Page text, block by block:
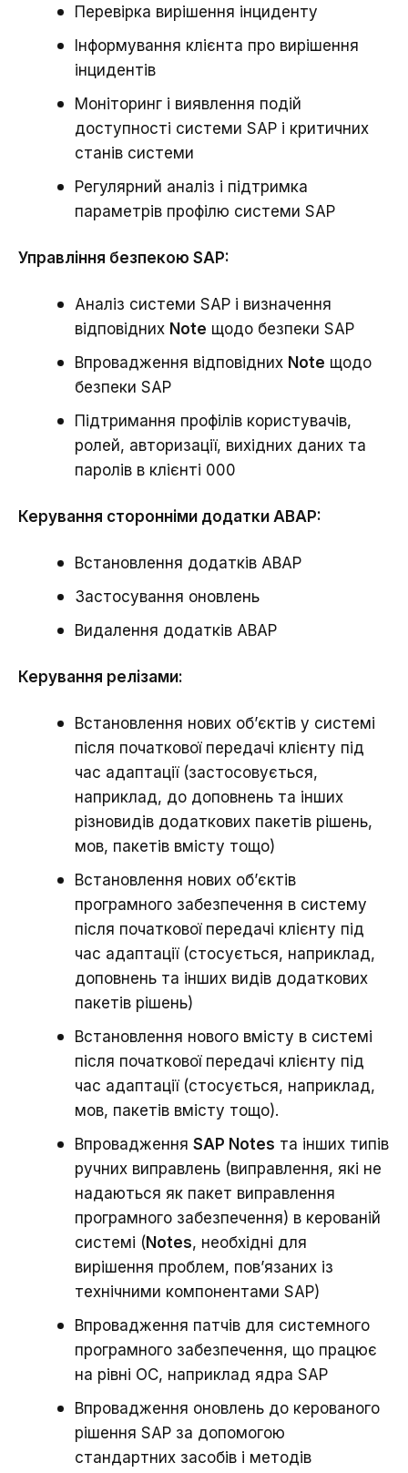
Перевірка вирішення інциденту
Інформування клієнта про вирішення
інцидентів
Моніторинг і виявлення подій
доступності системи SAP і критичних
станів системи
Регулярний аналіз і підтримка
параметрів профілю системи SAP
Управління безпекою SAP:
Аналіз системи SAP і визначення
відповідних Note щодо безпеки SAP
Впровадження відповідних Note щодо
безпеки SAP
Підтримання профілів користувачів,
ролей, авторизації, вихідних даних та
паролів в клієнті 000
Керування сторонніми додатки ABAP:
Встановлення додатків АВАР
Застосування оновлень
Видалення додатків ABAP
Керування релізами:
Встановлення нових об’єктів у системі
після початкової передачі клієнту під
час адаптації (застосовується,
наприклад, до доповнень та інших
різновидів додаткових пакетів рішень,
мов, пакетів вмісту тощо)
Встановлення нових об’єктів
програмного забезпечення в систему
після початкової передачі клієнту під
час адаптації (стосується, наприклад,
доповнень та інших видів додаткових
пакетів рішень)
Встановлення нового вмісту в системі
після початкової передачі клієнту під
час адаптації (стосується, наприклад,
мов, пакетів вмісту тощо).
Впровадження SAP Notes та інших типів
ручних виправлень (виправлення, які не
надаються як пакет виправлення
програмного забезпечення) в керованій
системі (Notes, необхідні для
вирішення проблем, пов’язаних із
технічними компонентами SAP)
Впровадження патчів для системного
програмного забезпечення, що працює
на рівні ОС, наприклад ядра SAP
Впровадження оновлень до керованого
рішення SAP за допомогою
стандартних засобів і методів